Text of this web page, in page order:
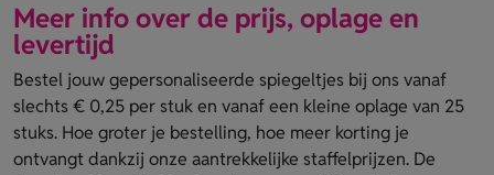
Meer info over de prijs, oplage en
levertijd
Bestel jouw gepersonaliseerde spiegeltjes bij ons vanaf
slechts € 0,25 per stuk en vanaf een kleine oplage van 25
stuks. Hoe groter je bestelling, hoe meer korting je
ontvangt dankzij onze aantrekkelijke staffelprijzen. De